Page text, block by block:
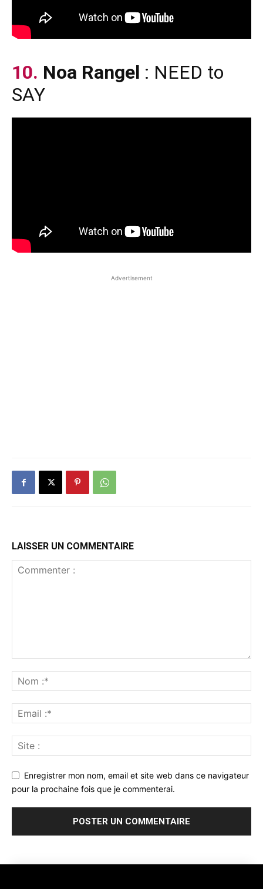
10. Noa Rangel : NEED to
SAY
Advertisement
LAISSER UN COMMENTAIRE
Enregistrer mon nom, email et site web dans ce navigateur
pour la prochaine fois que je commenterai.